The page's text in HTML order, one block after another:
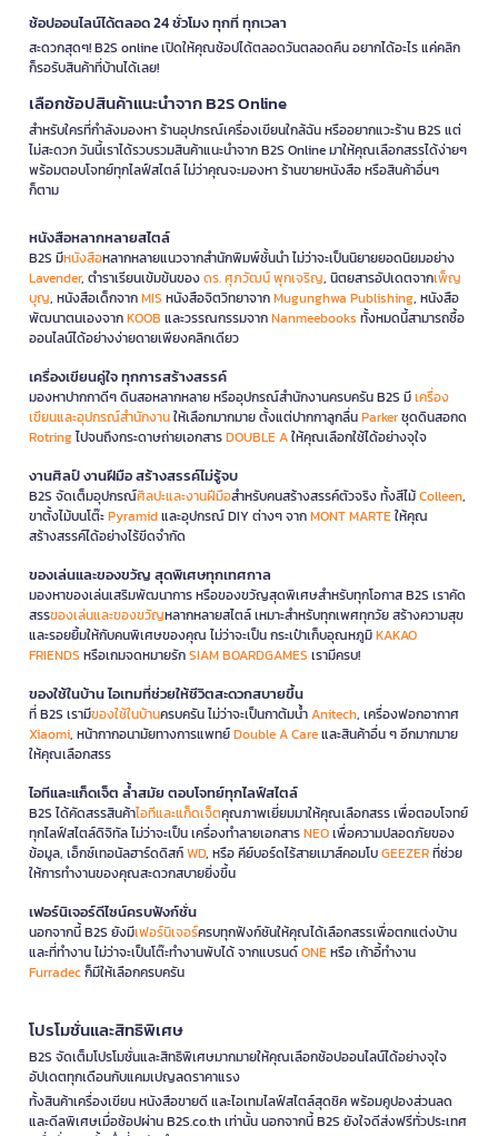
ช้อปออนไลน์ได้ตลอด 24 ชั่วโมง ทุกที่ ทุกเวลา
สะดวกสุดๆ! B2S online เปิดให้คุณช้อปได้ตลอดวันตลอดคืน อยากได้อะไร แค่คลิก
ก็รอรับสินค้าที่บ้านได้เลย!
เลือกช้อปสินค้าแนะนำจาก B2S Online
สำหรับใครที่กำลังมองหา ร้านอุปกรณ์เครื่องเขียนใกล้ฉัน หรืออยากแวะร้าน B2S แต่
ไม่สะดวก วันนี้เราได้รวบรวมสินค้าแนะนำจาก B2S Online มาให้คุณเลือกสรรได้ง่ายๆ
พร้อมตอบโจทย์ทุกไลฟ์สไตล์ ไม่ว่าคุณจะมองหา ร้านขายหนังสือ หรือสินค้าอื่นๆ
ก็ตาม
หนังสือหลากหลายสไตล์
B2S มีหนังสือหลากหลายแนวจากสำนักพิมพ์ชั้นนำ ไม่ว่าจะเป็นนิยายยอดนิยมอย่าง
Lavender, ตำราเรียนเข้มข้นของดร. ศุภวัฒน์ พุกเจริญ, นิตยสารอัปเดตจากเพ็ญ
บุญ, หนังสือเด็กจากMIS หนังสือจิตวิทยาจากMugunghwa Publishing, หนังสือ
พัฒนาตนเองจากKOOB และวรรณกรรมจากNanmeebooks ทั้งหมดนี้สามารถซื้อ
ออนไลน์ได้อย่างง่ายดายเพียงคลิกเดียว
เครื่องเขียนคู่ใจ ทุกการสร้างสรรค์
มองหาปากกาดีๆ ดินสอหลากหลาย หรืออุปกรณ์สำนักงานครบครัน B2S มีเครื่อง
เขียนและอุปกรณ์สำนักงานให้เลือกมากมาย ตั้งแต่ปากกาลูกลื่นParkerชุดดินสอกด
Rotringไปจนถึงกระดาษถ่ายเอกสารDOUBLE Aให้คุณเลือกใช้ได้อย่างจุใจ
งานศิลป์ งานฝีมือ สร้างสรรค์ไม่รู้จบ
B2S จัดเต็มอุปกรณ์ศิลปะและงานฝีมือสำหรับคนสร้างสรรค์ตัวจริง ทั้งสีไม้Colleen,
ขาตั้งไม้บนโต๊ะPyramidและอุปกรณ์ DIY ต่างๆ จากMONT MARTEให้คุณ
สร้างสรรค์ได้อย่างไร้ขีดจำกัด
ของเล่นและของขวัญ สุดพิเศษทุกเทศกาล
มองหาของเล่นเสริมพัฒนาการ หรือของขวัญสุดพิเศษสำหรับทุกโอกาส B2S เราคัด
สรรของเล่นและของขวัญหลากหลายสไตล์ เหมาะสำหรับทุกเพศทุกวัย สร้างความสุข
และรอยยิ้มให้กับคนพิเศษของคุณ ไม่ว่าจะเป็น กระเป๋าเก็บอุณหภูมิKAKAO
FRIENDS หรือเกมจดหมายรักSIAM BOARDGAMES เรามีครบ!
ของใช้ในบ้าน ไอเทมที่ช่วยให้ชีวิตสะดวกสบายขึ้น
ที่ B2S เรามีของใช้ในบ้านครบครัน ไม่ว่าจะเป็นกาต้มน้ำAnitech, เครื่องฟอกอากาศ
Xiaomi, หน้ากากอนามัยทางการแพทย์Double A Careและสินค้าอื่น ๆ อีกมากมาย
ให้คุณเลือกสรร
ไอทีและแก็ดเจ็ต ล้ำสมัย ตอบโจทย์ทุกไลฟ์สไตล์
B2S ได้คัดสรรสินค้าไอทีและแก็ดเจ็ตคุณภาพเยี่ยมมาให้คุณเลือกสรร เพื่อตอบโจทย์
ทุกไลฟ์สไตล์ดิจิทัล ไม่ว่าจะเป็น เครื่องทำลายเอกสารNEOเพื่อความปลอดภัยของ
ข้อมูล, เอ็กซ์เทอนัลฮาร์ดดิสก์WD, หรือ คีย์บอร์ดไร้สายเมาส์คอมโบGEEZERที่ช่วย
ให้การทำงานของคุณสะดวกสบายยิ่งขึ้น
เฟอร์นิเจอร์ดีไซน์ครบฟังก์ชั่น
นอกจากนี้ B2S ยังมีเฟอร์นิเจอร์ครบทุกฟังก์ชันให้คุณได้เลือกสรรเพื่อตกแต่งบ้าน
และที่ทำงาน ไม่ว่าจะเป็นโต๊ะทำงานพับได้ จากแบรนด์ONEหรือ เก้าอี้ทำงาน
Furradecก็มีให้เลือกครบครัน
โปรโมชั่นและสิทธิพิเศษ
B2S จัดเต็มโปรโมชั่นและสิทธิพิเศษมากมายให้คุณเลือกช้อปออนไลน์ได้อย่างจุใจ
อัปเดตทุกเดือนกับแคมเปญลดราคาแรง
ทั้งสินค้าเครื่องเขียน หนังสือขายดี และไอเทมไลฟ์สไตล์สุดชิค พร้อมคูปองส่วนลด
และดีลพิเศษเมื่อช้อปผ่าน B2S.co.th เท่านั้น นอกจากนี้ B2S ยังใจดีส่งฟรีทั่วประเทศ